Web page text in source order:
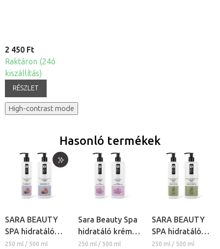
2 450 Ft
Raktáron (24ó
kiszállítás)
RÉSZLET
High-contrast mode
Hasonló termékek
SARA BEAUTY
SPA hidratáló
krém - Mangó-
250 ml / 500 ml
Sara Beauty Spa
hidratáló krém -
Lótusz és
250 ml / 500 ml
SARA BEAUTY
SPA hidratáló
krém - Bambusz
250 ml / 500 ml